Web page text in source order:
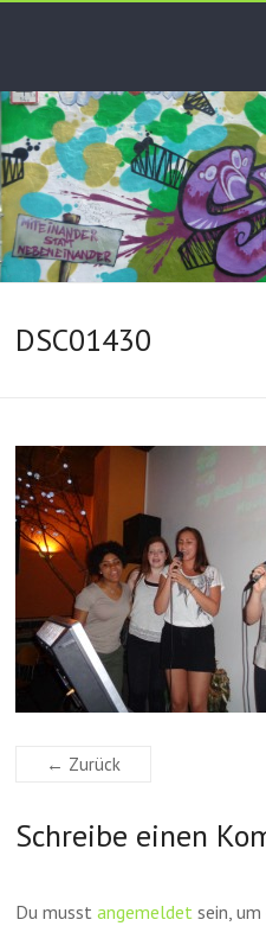
DSC01430
← Zurück
Schreibe einen
Du musstangemeldet sein,